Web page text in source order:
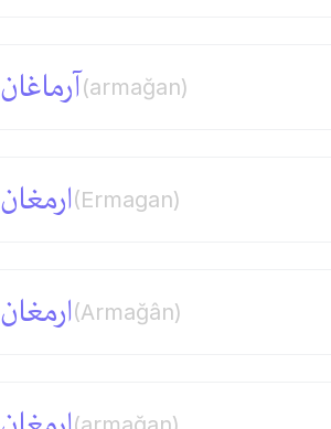
آرماغان(armağan)
ارمغان(Ermagan)
ارمغان(Armağân)